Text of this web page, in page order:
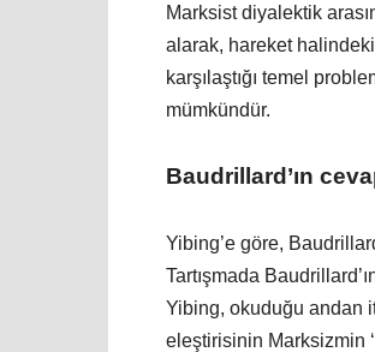
Marksist diyalektik
alarak, hareket
karşılaştığı temel
mümkündür.
Baudrillard’ın
Yibing’e göre,
Tartışmada
Yibing, okuduğu andan
eleştirisinin Marksizmin